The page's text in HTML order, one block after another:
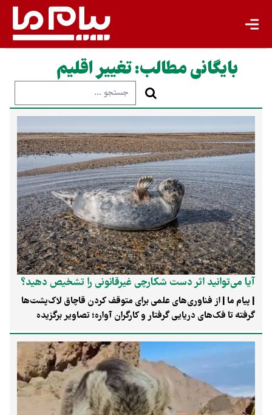
بایگانی مطالب:تغییر اقلیم
آیا می‌توانید اثر دست شکارچی غیرقانونی را تشخیص دهید؟
| پیام ما | از فناوری‌های علمی برای متوقف کردن قاچاق لاک‌پشت‌ها
گرفته تا فک‌های دریایی گرفتار و کارگران آواره؛ تصاویر برگزیده
جایزه «عکس زمین» (Earth Photo) در سال ۲۰۲۶، روایتگر
بحران‌های محیط‌زیستی، تغییر اقلیم، قاچاق حیات‌وحش و مقاومت
جوامع محلی در نقاط مختلف جهان هستند.